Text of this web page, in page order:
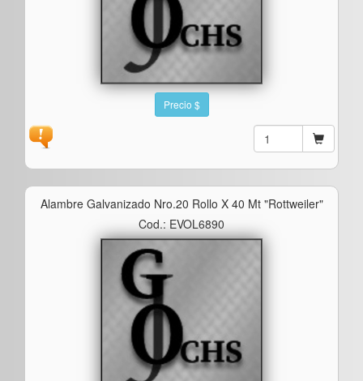
Precio $
Alambre Galvanizado Nro.20 Rollo X 40 Mt "rottweiler"
Cod.: EVOL6890